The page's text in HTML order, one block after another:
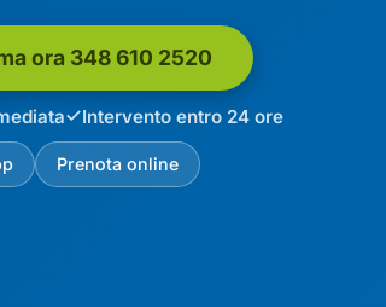
ora 348 610 2520
Intervento entro 24 ore
Prenota online